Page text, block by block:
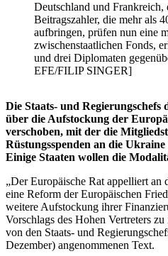
Deutschland und Frankreich,
Beitragszahler, die mehr als
aufbringen, prüfen nun eine
zwischenstaatlichen Fonds,
und drei Diplomaten
EFE/FILIP SINGER]
Die Staats- und
über die Aufstockung der
verschoben, mit der die
Rüstungsspenden an die
Einige Staaten wollen die
„Der Europäische Rat appelliert an
eine Reform der Europäischen
weitere Aufstockung ihrer
Vorschlags des Hohen Vertreters
von den Staats- und
Dezember) angenommenen Text.